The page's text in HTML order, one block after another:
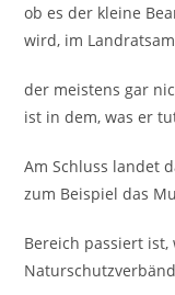
ob es der kleine
wird, im
der meistens gar
ist in dem, was er
Am Schluss landet
zum Beispiel das
Bereich passiert ist,